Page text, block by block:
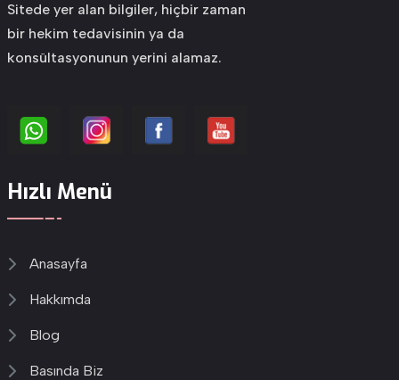
Sitede yer alan bilgiler, hiçbir zaman
bir hekim tedavisinin ya da
konsültasyonunun yerini alamaz.
Hızlı Menü
Anasayfa
Hakkımda
Blog
Basında Biz